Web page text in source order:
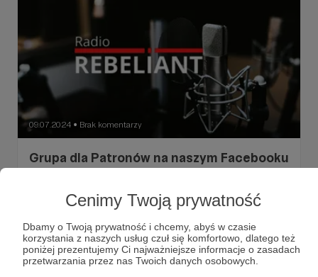
Cenimy Twoją prywatność
Dbamy o Twoją prywatność i chcemy, abyś w czasie
korzystania z naszych usług czuł się komfortowo, dlatego też
poniżej prezentujemy Ci najważniejsze informacje o zasadach
przetwarzania przez nas Twoich danych osobowych.
09.07.2024 ● Brak komentarzy
Grupa dla Patronów na naszym Facebooku
#EkskluzywnaGrupa +7